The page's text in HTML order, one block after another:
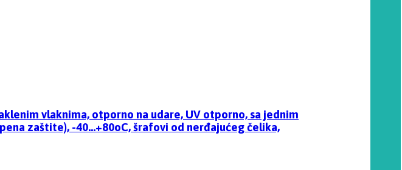
vlaknima, otporno na udare, UV otporno, sa jednim
zaštite), -40…+80oC, šrafovi od nerđajućeg čelika,